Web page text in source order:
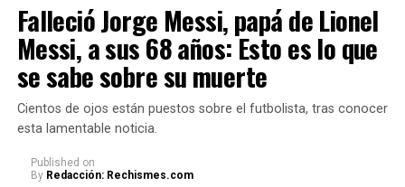
Falleció Jorge Messi, papá de Lionel
Messi, a sus 68 años: Esto es lo que
se sabe sobre su muerte
Cientos de ojos están puestos sobre el futbolista, tras conocer
esta lamentable noticia.
Published on
By Redacción: Rechismes.com